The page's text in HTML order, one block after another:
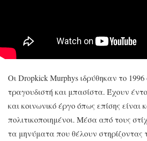
Οι Dropkick Murphys ιδρύθηκαν το
τραγουδιστή και μπασίστα. Έχουν
και κοινωνικό έργο όπως επίσης είναι
πολιτικοποιημένοι. Μέσα από τους
τα μηνύματα που θέλουν στηρίζοντας